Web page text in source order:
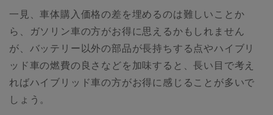
一見、車体購入価格の差を埋めるのは難しいことか
ら、ガソリン車の方がお得に思えるかもしれません
が、バッテリー以外の部品が長持ちする点やハイブリ
ッド車の燃費の良さなどを加味すると、長い目で考え
ればハイブリッド車の方がお得に感じることが多いで
しょう。